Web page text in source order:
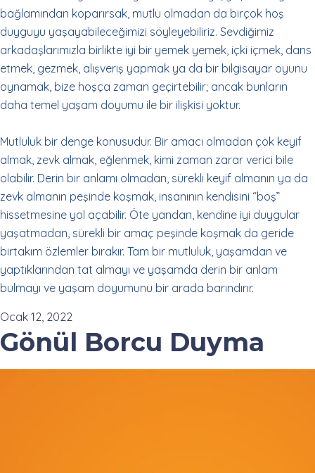
bağlamından koparırsak, mutlu olmadan da birçok hoş
duyguyu yaşayabileceğimizi söyleyebiliriz. Sevdiğimiz
arkadaşlarımızla birlikte iyi bir yemek yemek, içki içmek, dans
etmek, gezmek, alışveriş yapmak ya da bir bilgisayar oyunu
oynamak, bize hoşça zaman geçirtebilir; ancak bunların
daha temel yaşam doyumu ile bir ilişkisi yoktur.
Mutluluk bir denge konusudur. Bir amacı olmadan çok keyif
almak, zevk almak, eğlenmek, kimi zaman zarar verici bile
olabilir. Derin bir anlamı olmadan, sürekli keyif almanın ya da
zevk almanın peşinde koşmak, insanının kendisini “boş”
hissetmesine yol açabilir. Öte yandan, kendine iyi duygular
yaşatmadan, sürekli bir amaç peşinde koşmak da geride
birtakım özlemler bırakır. Tam bir mutluluk, yaşamdan ve
yaptıklarından tat almayı ve yaşamda derin bir anlam
bulmayı ve yaşam doyumunu bir arada barındırır.
Ocak 12, 2022
Gönül Borcu Duyma